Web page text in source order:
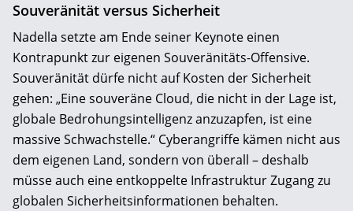
Souveränität versus Sicherheit
Nadella setzte am Ende seiner Keynote einen
Kontrapunkt zur eigenen Souveränitäts-Offensive.
Souveränität dürfe nicht auf Kosten der Sicherheit
gehen: „Eine souveräne Cloud, die nicht in der Lage ist,
globale Bedrohungsintelligenz anzuzapfen, ist eine
massive Schwachstelle.“ Cyberangriffe kämen nicht aus
dem eigenen Land, sondern von überall – deshalb
müsse auch eine entkoppelte Infrastruktur Zugang zu
globalen Sicherheitsinformationen behalten.